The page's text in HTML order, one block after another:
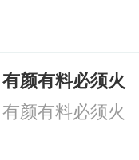
颜有料必须火
颜有料必须火